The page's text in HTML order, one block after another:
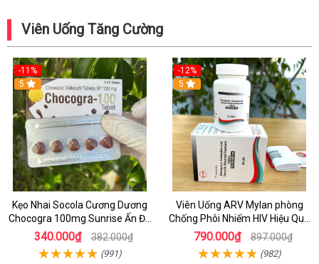
Viên Uống Tăng Cường
-11%
5
Kẹo Nhai Socola Cương Dương
Chocogra 100mg Sunrise Ấn Độ
Chính Hãng
340.000₫ 382.000₫
(991)
-12%
5
Viên Uống ARV Mylan phòng
Chống Phôi Nhiếm HIV Hiệu Quả
- Hộp 30 viên
790.000₫ 897.000₫
(982)